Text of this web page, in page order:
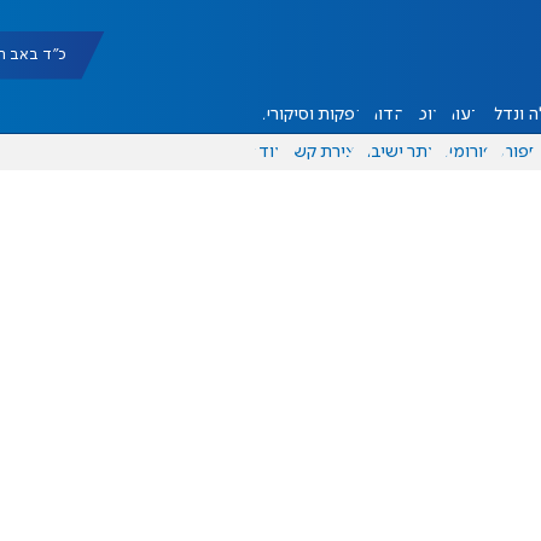
כ"ד באב תשפ"ו
ונדל"ן דעות אוכל יהדות הפקות וסיקורים
ספורט פורומים אתר ישיבה יצירת קשר עוד